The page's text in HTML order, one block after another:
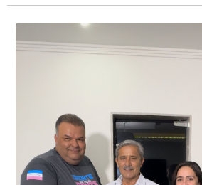
Presidente Kennedy identificaram
01 de junho, uma
adulteração,
videomonitoramento acionou a
Durante a abordagem a
através da conferência do Chassi,
conta do sistema de
recentemente em todo o
Kennedy, o sistema é integrado
do país, sendo possível a
“Mais de 100 câmeras foram
interior de Presidente